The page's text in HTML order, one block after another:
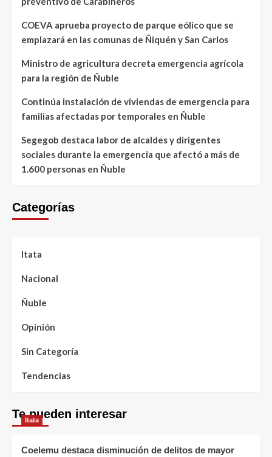
COEVA aprueba proyecto de parque eólico que se
emplazará en las comunas de Ñiquén y San Carlos
Ministro de agricultura decreta emergencia agrícola
para la región de Ñuble
Continúa instalación de viviendas de emergencia para
familias afectadas por temporales en Ñuble
Segegob destaca labor de alcaldes y dirigentes
sociales durante la emergencia que afectó a más de
1.600 personas en Ñuble
Categorías
Itata
Nacional
Ñuble
Opinión
Sin Categoría
Tendencias
Te pueden interesar
Itata
Coelemu destaca disminución de delitos de mayor